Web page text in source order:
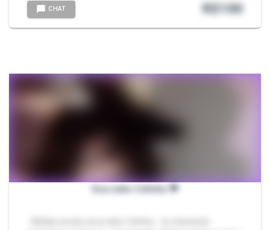
CHAT R$100
Sua neko fofinha 💗